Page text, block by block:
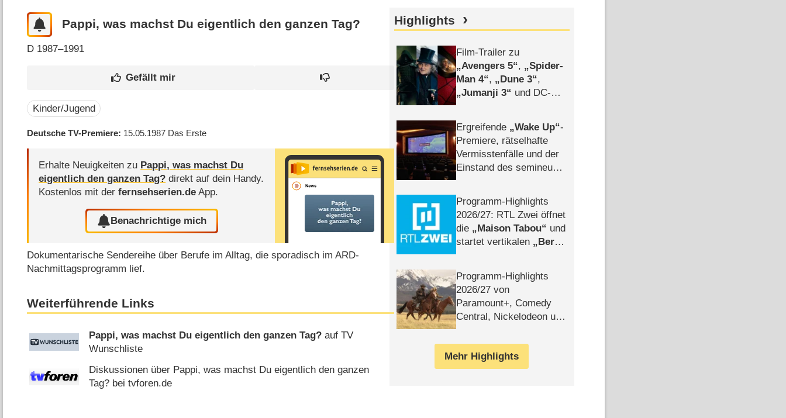
Pappi, was machst Du eigentlich den ganzen Tag?
D 1987–1991
Kinder/Jugend
Deutsche TV-Premiere 15.05.1987 Das Erste
Erhalte Neuigkeiten zu Pappi, was machst Du
eigentlich den ganzen Tag? direkt auf dein Handy.
Kostenlos mit derfernsehserien.de App.
Benachrichtige mich
Dokumentarische Sendereihe über Berufe im Alltag, die sporadisch im ARD-
Nachmittagsprogramm lief.
Weiterführende Links
Pappi, was machst Du eigentlich den ganzen Tag? auf TV
Wunschliste
Diskussionen über Pappi, was machst Du eigentlich den ganzen
Tag? bei tvforen.de
Highlights
Film-Trailer zu
Avengers 5 ,
Spider-
Man 4 , Dune 3 ,
Jumanji 3
und DC-
Ergreifende
Wake Up -
Premiere, rätselhafte
Vermisstenfälle und der
Einstand des semineuen
Programm-Highlights
2026/​27: RTL Zwei öffnet
die
Maison Tabou
und
startet vertikalen
Berlin
Programm-Highlights
2026/​27 von
Paramount+, Comedy
Central, Nickelodeon und
Mehr Highlights